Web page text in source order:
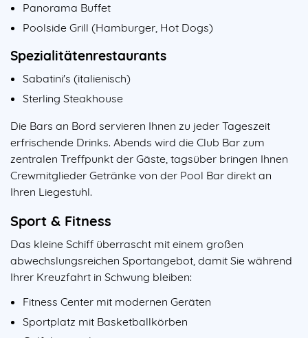
Panorama Buffet
Poolside Grill (Hamburger, Hot Dogs)
Spezialitätenrestaurants
Sabatini's (italienisch)
Sterling Steakhouse
Die Bars an Bord servieren Ihnen zu jeder Tageszeit
erfrischende Drinks. Abends wird die Club Bar zum
zentralen Treffpunkt der Gäste, tagsüber bringen Ihnen
Crewmitglieder Getränke von der Pool Bar direkt an
Ihren Liegestuhl.
Sport & Fitness
Das kleine Schiff überrascht mit einem großen
abwechslungsreichen Sportangebot, damit Sie während
Ihrer Kreuzfahrt in Schwung bleiben:
Fitness Center mit modernen Geräten
Sportplatz mit Basketballkörben